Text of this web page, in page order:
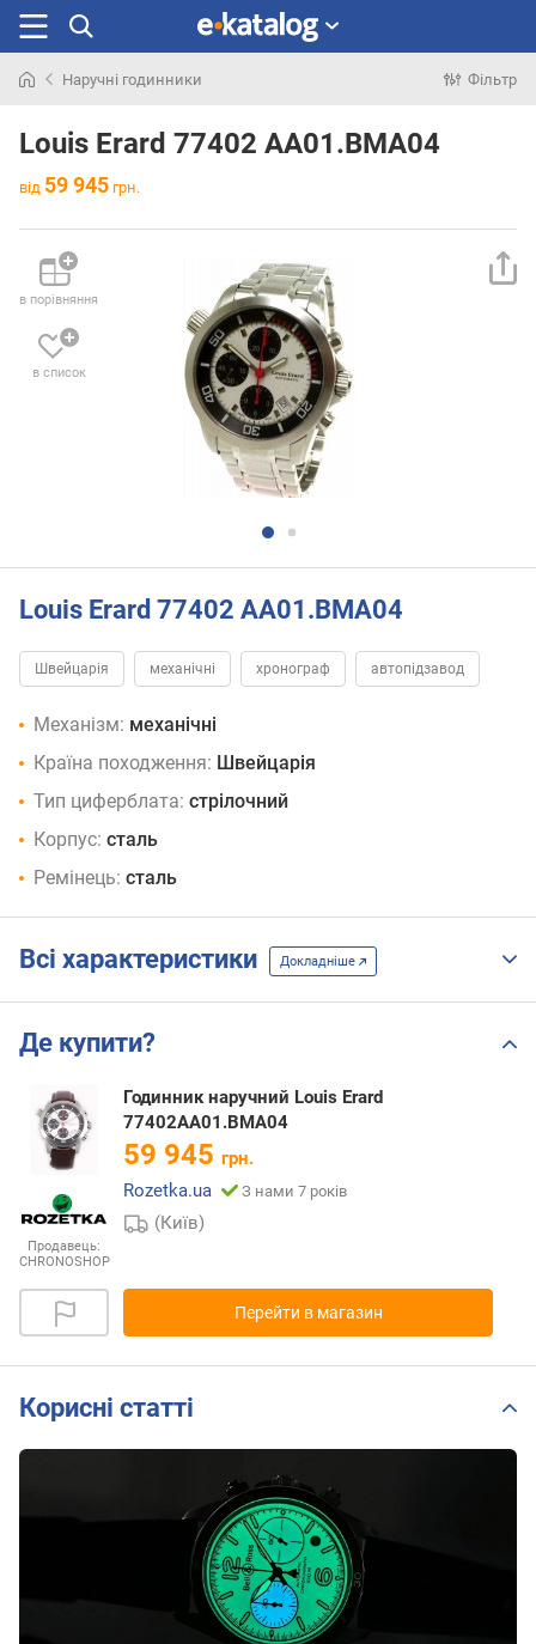
раніше
Наручні годинники Фільтр
Louis Erard 77402 AA01.BMA04
від 59 945 грн.
в порівняння
в список
Louis Erard 77402 AA01.BMA04
Швейцарія механічні хронограф автопідзавод
Механізм: механічні
Країна походження: Швейцарія
Тип циферблата: стрілочний
Корпус: сталь
Ремінець: сталь
Всі характеристики Докладніше
Де купити?
Продавець:
CHRONOSHOP
Годинник наручний Louis Erard
77402AA01.BMA04
59 945 грн.
Rozetka.ua
З нами 7 років
(Київ)
Перейти в магазин
Корисні статті